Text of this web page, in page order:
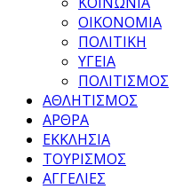
ΟΙΚΟΝΟΜΙΑ
ΠΟΛΙΤΙΚΗ
ΥΓΕΙΑ
ΠΟΛΙΤΙΣΜΟΣ
ΑΘΛΗΤΙΣΜΟΣ
ΑΡΘΡΑ
ΕΚΚΛΗΣΙΑ
ΤΟΥΡΙΣΜΟΣ
ΑΓΓΕΛΙΕΣ